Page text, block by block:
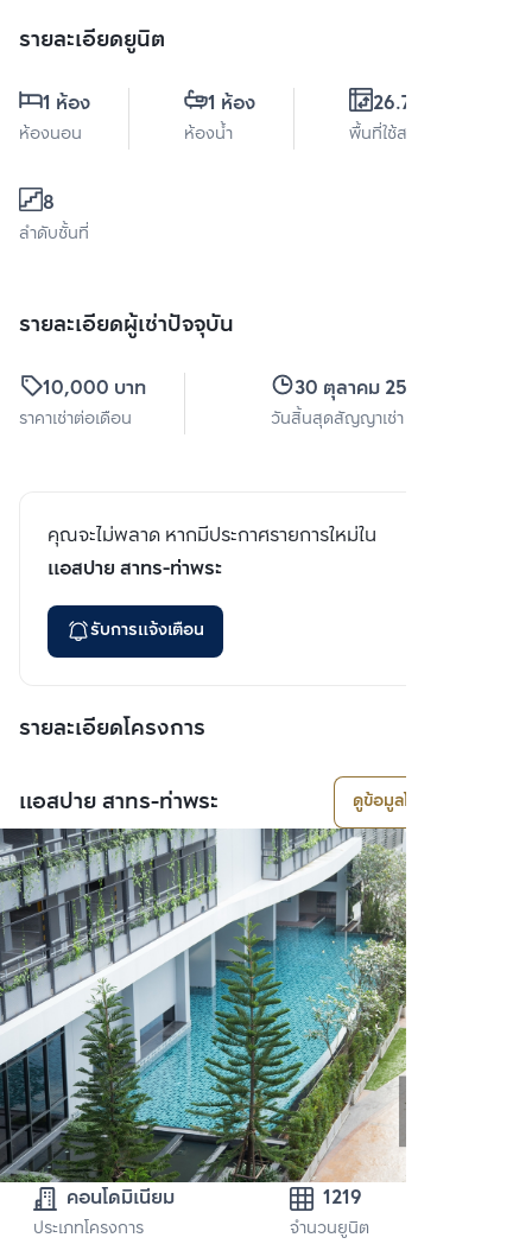
รายละเอียดยูนิต
1 ห้อง
ห้องนอน
1 ห้อง
ห้องน้ำ
26.73 ตร.ม.
พื้นที่ใช้สอย
8
ลำดับชั้นที่
รายละเอียดผู้เช่าปัจจุบัน
10,000 บาท
ราคาเช่าต่อเดือน
30 ตุลาคม 2567
วันสิ้นสุดสัญญาเช่า
คุณจะไม่พลาด หากมีประกาศรายการใหม่ใน
แอสปาย สาทร-ท่าพระ
รับการแจ้งเตือน
รายละเอียดโครงการ
แอสปาย สาทร-ท่าพระ ดูข้อมูลโครงการ
คอนโดมิเนียม
ประเภทโครงการ
1219
จำนวนยูนิต